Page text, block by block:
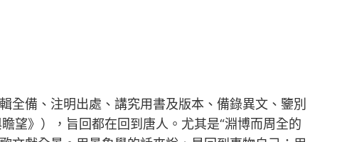
全備、注明出處、講究用書及版本、備錄異文、鑒別
望》），旨回都在回到唐人。尤其是“淵博而周全的